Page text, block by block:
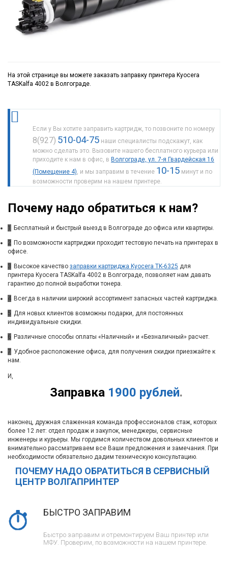
На этой странице вы можете заказать заправку принтера Kyocera
TASKalfa 4002 в Волгограде.
Если у Вы хотите заправить картридж, то позвоните по номеру
8(927) 510-04-75 наши специалисты подскажут, как
можно сделать это. Вызовите нашего бесплатного курьера или
приходите к нам в офис, в Волгограде, ул. 7-я Гвардейская 16
(Помещение 4), и мы заправим в течение 10-15 минут и по
возможности проверим на нашем принтере.
Почему надо обратиться к нам?
1 Бесплатный и быстрый выезд в Волгограде до офиса или квартиры.
2 По возможности картриджи проходит тестовую печать на принтерах в
офисе.
3 Высокое качество заправки картриджа Kyocera TK-6325 для
принтера Kyocera TASKalfa 4002 в Волгограде, позволяет нам давать
гарантию до полной выработки тонера.
4 Всегда в наличии широкий ассортимент запасных частей картриджа.
5 Для новых клиентов возможны подарки, для постоянных
индивидуальные скидки.
6 Различные способы оплаты «Наличный» и «Безналичный» расчет.
7 Удобное расположение офиса, для получения скидки приезжайте к
нам.
Заправка 1900 рублей.
И,
наконец, дружная слаженная команда профессионалов стаж, которых
более 12 лет: отдел продаж и закупок, менеджеры, сервисные
инженеры и курьеры. Мы гордимся количеством довольных клиентов и
внимательно рассматриваем все Ваши предложения и замечания. При
необходимости обязательно дадим техническую консультацию.
ПОЧЕМУ НАДО ОБРАТИТЬСЯ В СЕРВИСНЫЙ
ЦЕНТР ВОЛГАПРИНТЕР
БЫСТРО ЗАПРАВИМ
Быстро заправим и отремонтируем Ваш принтер или
МФУ. Проверим, по возможности на нашем принтере.